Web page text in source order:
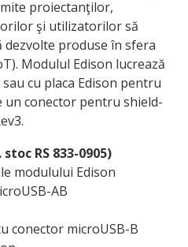
proiectanţilor,
şi utilizatorilor să
produse în sfera
Modulul Edison lucrează
cu placa Edison pentru
un conector pentru shield-
RS 833-0905)
modulului Edison
AB
conector microUSB-B